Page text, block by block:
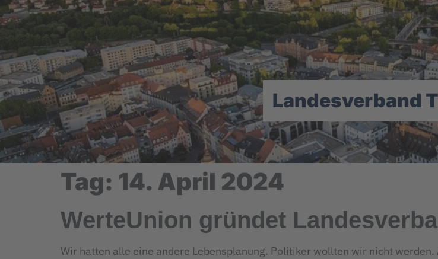
Landesverband
Tag: 14. April 2024
WerteUnion gründet
Wir hatten alle eine andere Lebensplanung. Politiker wollten wir nicht